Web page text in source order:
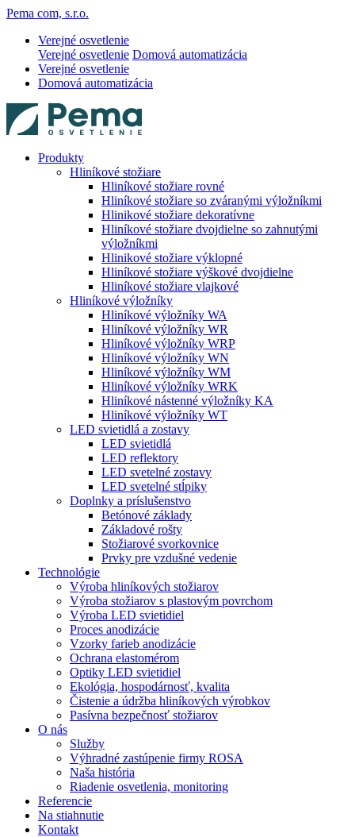
Pema com, s.r.o.
Verejné osvetlenie
Verejné osvetlenie Domová automatizácia
Verejné osvetlenie
Domová automatizácia
Produkty
Hliníkové stožiare
Hliníkové stožiare rovné
Hliníkové stožiare so zváranými výložníkmi
Hlinikové stožiare dekoratívne
Hliníkové stožiare dvojdielne so zahnutými
výložníkmi
Hlinikové stožiare výklopné
Hliníkové stožiare výškové dvojdielne
Hliníkové stožiare vlajkové
Hliníkové výložníky
Hliníkové výložníky WA
Hliníkové výložníky WR
Hliníkové výložníky WRP
Hliníkové výložníky WN
Hliníkové výložníky WM
Hliníkové výložníky WRK
Hliníkové nástenné výložníky KA
Hliníkové výložníky WT
LED svietidlá a zostavy
LED svietidlá
LED reflektory
LED svetelné zostavy
LED svetelné stĺpiky
Doplnky a príslušenstvo
Betónové základy
Základové rošty
Stožiarové svorkovnice
Prvky pre vzdušné vedenie
Technológie
Výroba hliníkových stožiarov
Výroba stožiarov s plastovým povrchom
Výroba LED svietidiel
Proces anodizácie
Vzorky farieb anodizácie
Ochrana elastomérom
Optiky LED svietidiel
Ekológia, hospodárnosť, kvalita
Čistenie a údržba hliníkových výrobkov
Pasívna bezpečnosť stožiarov
O nás
Služby
Výhradné zastúpenie firmy ROSA
Naša história
Riadenie osvetlenia, monitoring
Referencie
Na stiahnutie
Kontakt